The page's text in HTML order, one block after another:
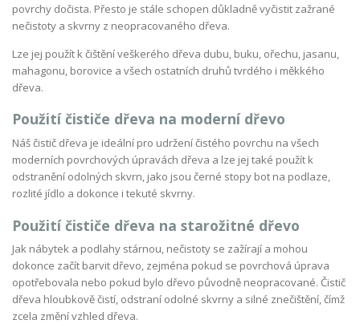
povrchy dočista. Přesto je stále schopen důkladně vyčistit zažrané
nečistoty a skvrny z neopracovaného dřeva.
Lze jej použít k čištění veškerého dřeva dubu, buku, ořechu, jasanu,
mahagonu, borovice a všech ostatních druhů tvrdého i měkkého
dřeva.
Použití čističe dřeva na moderní dřevo
Náš čistič dřeva je ideální pro udržení čistého povrchu na všech
moderních povrchových úpravách dřeva a lze jej také použít k
odstranění odolných skvrn, jako jsou černé stopy bot na podlaze,
rozlité jídlo a dokonce i tekuté skvrny.
Použití čističe dřeva na starožitné dřevo
Jak nábytek a podlahy stárnou, nečistoty se zažírají a mohou
dokonce začít barvit dřevo, zejména pokud se povrchová úprava
opotřebovala nebo pokud bylo dřevo původně neopracované. Čistič
dřeva hloubkově čistí, odstraní odolné skvrny a silné znečištění, čímž
zcela změní vzhled dřeva.